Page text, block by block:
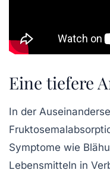
Eine tiefere
In der
Symptome wie
Lebensmitteln in